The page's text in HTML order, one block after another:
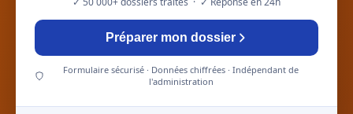
Préparer mon dossier
Formulaire sécurisé · Données chiffrées · Indépendant de
l'administration